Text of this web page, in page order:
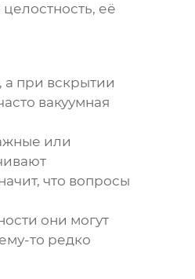
её
а при вскрытии
вакуумная
или
что вопросы
они могут
то редко